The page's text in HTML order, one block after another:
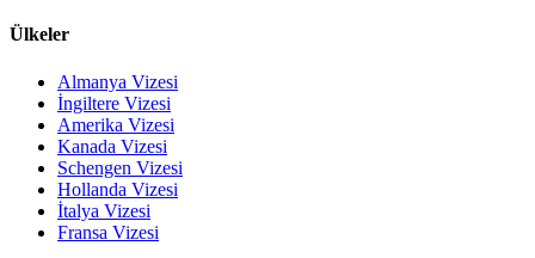
Ülkeler
Almanya Vizesi
İngiltere Vizesi
Amerika Vizesi
Kanada Vizesi
Schengen Vizesi
Hollanda Vizesi
İtalya Vizesi
Fransa Vizesi